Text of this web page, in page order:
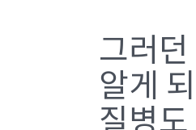
그러
알게
질병